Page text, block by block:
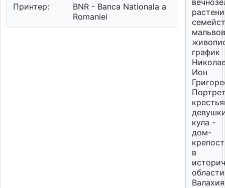
Принтер:
BNR - Banca Nationala a
Romaniei
график
Ион
кула -
дом-
в
области